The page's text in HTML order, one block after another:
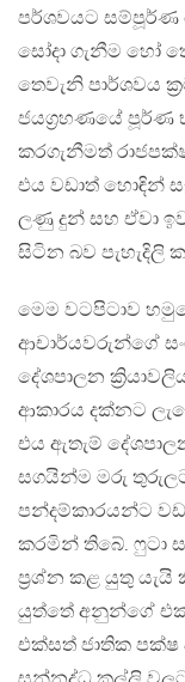
පර්ශවයට
සෝදා ගැනීම හෝ
තෙවැනි පාර්ශවය
ජයග්‍රහණයේ පූර්ණ
කරගැනීමත්
එය වඩාත් හොඳින්
ලණු දුන් සහ ඒවා
සිටින බව පැහැදිලි
මෙම වටපිටාව
ආචාර්යවරුන්ගේ
දේශපාලන
ආකාරය දක්නට
එය ඇතැම්
සගයින්ම මරු
පන්දම්කාරයන්ට
කරමින් තිබේ. ෆුටා
ප්‍රශ්න කළ යුතු
යුත්තේ අනුන්ගේ
එක්සත් ජාතික